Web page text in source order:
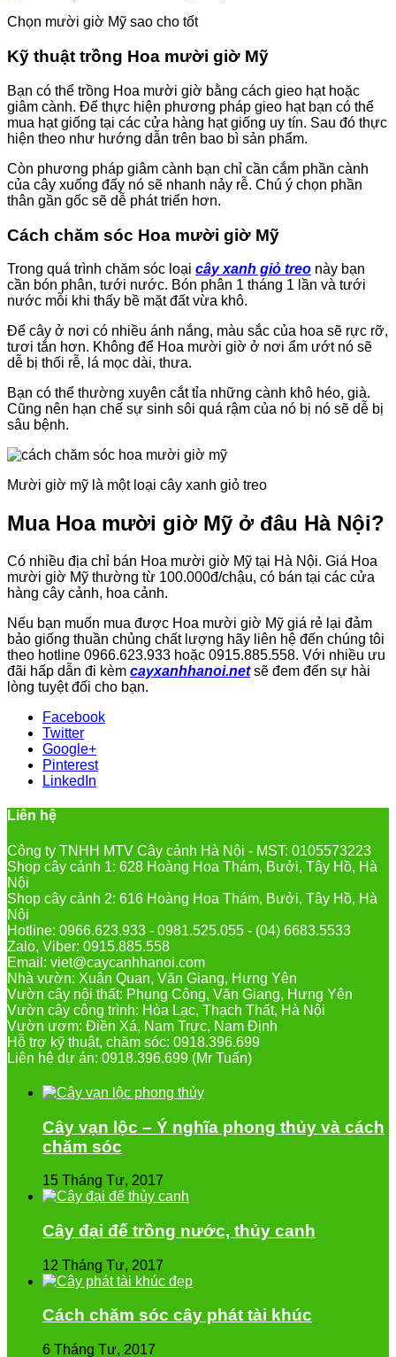
Chọn mười giờ Mỹ sao cho tốt
Kỹ thuật trồng Hoa mười giờ Mỹ
Bạn có thể trồng Hoa mười giờ bằng cách gieo hạt hoặc
giâm cành. Để thực hiện phương pháp gieo hạt bạn có thể
mua hạt giống tại các cửa hàng hạt giống uy tín. Sau đó thực
hiện theo như hướng dẫn trên bao bì sản phẩm.
Còn phương pháp giâm cành bạn chỉ cần cắm phần cành
của cây xuống đấy nó sẽ nhanh nảy rễ. Chú ý chọn phần
thân gần gốc sẽ dễ phát triển hơn.
Cách chăm sóc Hoa mười giờ Mỹ
Trong quá trình chăm sóc loại cây xanh giỏ treo này bạn
cần bón phân, tưới nước. Bón phân 1 tháng 1 lần và tưới
nước mỗi khi thấy bề mặt đất vừa khô.
Để cây ở nơi có nhiều ánh nắng, màu sắc của hoa sẽ rực rỡ,
tươi tắn hơn. Không để Hoa mười giờ ở nơi ẩm ướt nó sẽ
dễ bị thối rễ, lá mọc dài, thưa.
Bạn có thể thường xuyên cắt tỉa những cành khô héo, già.
Cũng nên hạn chế sự sinh sôi quá rậm của nó bị nó sẽ dễ bị
sâu bệnh.
Mười giờ mỹ là một loại cây xanh giỏ treo
Mua Hoa mười giờ Mỹ ở đâu Hà Nội?
Có nhiều địa chỉ bán Hoa mười giờ Mỹ tại Hà Nội. Giá Hoa
mười giờ Mỹ thường từ 100.000đ/chậu, có bán tại các cửa
hàng cây cảnh, hoa cảnh.
Nếu bạn muốn mua được Hoa mười giờ Mỹ giá rẻ lại đảm
bảo giống thuần chủng chất lượng hãy liên hệ đến chúng tôi
theo hotline 0966.623.933 hoặc 0915.885.558. Với nhiều ưu
đãi hấp dẫn đi kèm cayxanhhanoi.netsẽ đem đến sự hài
lòng tuyệt đối cho bạn.
Facebook
Twitter
Google+
Pinterest
LinkedIn
Liên hệ
Công ty TNHH MTV Cây cảnh Hà Nội - MST: 0105573223
Shop cây cảnh 1: 628 Hoàng Hoa Thám, Bưởi, Tây Hồ, Hà
Nội
Shop cây cảnh 2: 616 Hoàng Hoa Thám, Bưởi, Tây Hồ, Hà
Nội
Hotline: 0966.623.933 - 0981.525.055 - (04) 6683.5533
Zalo, Viber: 0915.885.558
Email: viet@caycanhhanoi.com
Nhà vườn: Xuân Quan, Văn Giang, Hưng Yên
Vườn cây nội thất: Phụng Công, Văn Giang, Hưng Yên
Vườn cây công trình: Hòa Lạc, Thạch Thất, Hà Nội
Vườn ươm: Điền Xá, Nam Trực, Nam Định
Hỗ trợ kỹ thuật, chăm sóc: 0918.396.699
Liên hệ dự án: 0918.396.699 (Mr Tuấn)
Cây vạn lộc – Ý nghĩa phong thủy và cách
chăm sóc
15 Tháng Tư, 2017
Cây đại đế trồng nước, thủy canh
12 Tháng Tư, 2017
Cách chăm sóc cây phát tài khúc
6 Tháng Tư, 2017